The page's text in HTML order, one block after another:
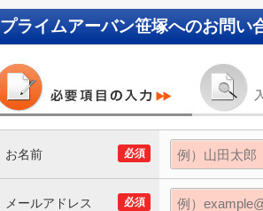
プライムアーバン笹塚へのお問い
必須
お名前
必須
メールアドレス